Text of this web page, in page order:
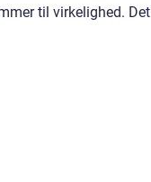
til virkelighed. Det